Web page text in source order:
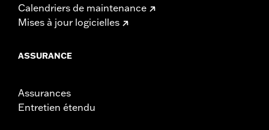
Calendriers de maintenance
Mises à jour logicielles
ASSURANCE
Assurances
Entretien étendu